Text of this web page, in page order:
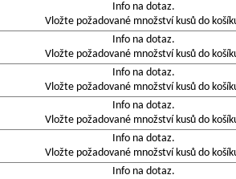
Info na dotaz.
Vložte požadované množství kusů do
Info na dotaz.
Vložte požadované množství kusů do
Info na dotaz.
Vložte požadované množství kusů do
Info na dotaz.
Vložte požadované množství kusů do
Info na dotaz.
Vložte požadované množství kusů do
Info na dotaz.